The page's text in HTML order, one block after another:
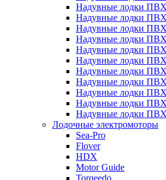
Надувные лодки
Надувные лодки
Надувные лодки
Надувные лодки
Надувные лодки
Надувные лодки
Надувные лодки
Надувные лодки
Надувные лодки
Надувные лодки
Надувные лодки ПВХ
Лодочные электромоторы
Sea-Pro
Flover
HDX
Motor Guide
Torqeedo